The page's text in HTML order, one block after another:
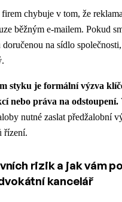
chybuje v tom, že
běžným e-mailem. Pokud
na sídlo
styku je formální výzva
nebo práva na odstoupení.
nutné zaslat předžalobní
řízení.
rizik a jak vám
kancelář